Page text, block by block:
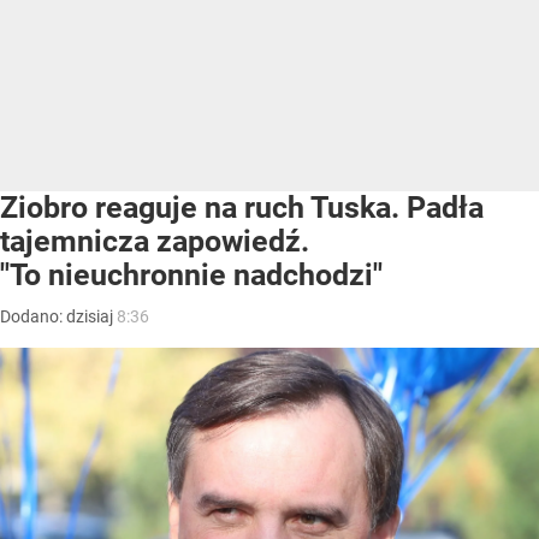
Ziobro reaguje na ruch Tuska. Padła
tajemnicza zapowiedź.
"To nieuchronnie nadchodzi"
Dodano:dzisiaj 8:36